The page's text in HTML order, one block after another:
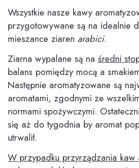
Wszystkie nasze kawy
przygotowywane są na idealnie
mieszance ziaren arabici.
Ziarna wypalane są na średni
balans pomiędzy mocą a
Następnie aromatyzowane są
aromatami, zgodnymi ze
normami spożywczymi.
się aż do tygodnia by aromat
utrwalił.
W przypadku przyrządzania kaw